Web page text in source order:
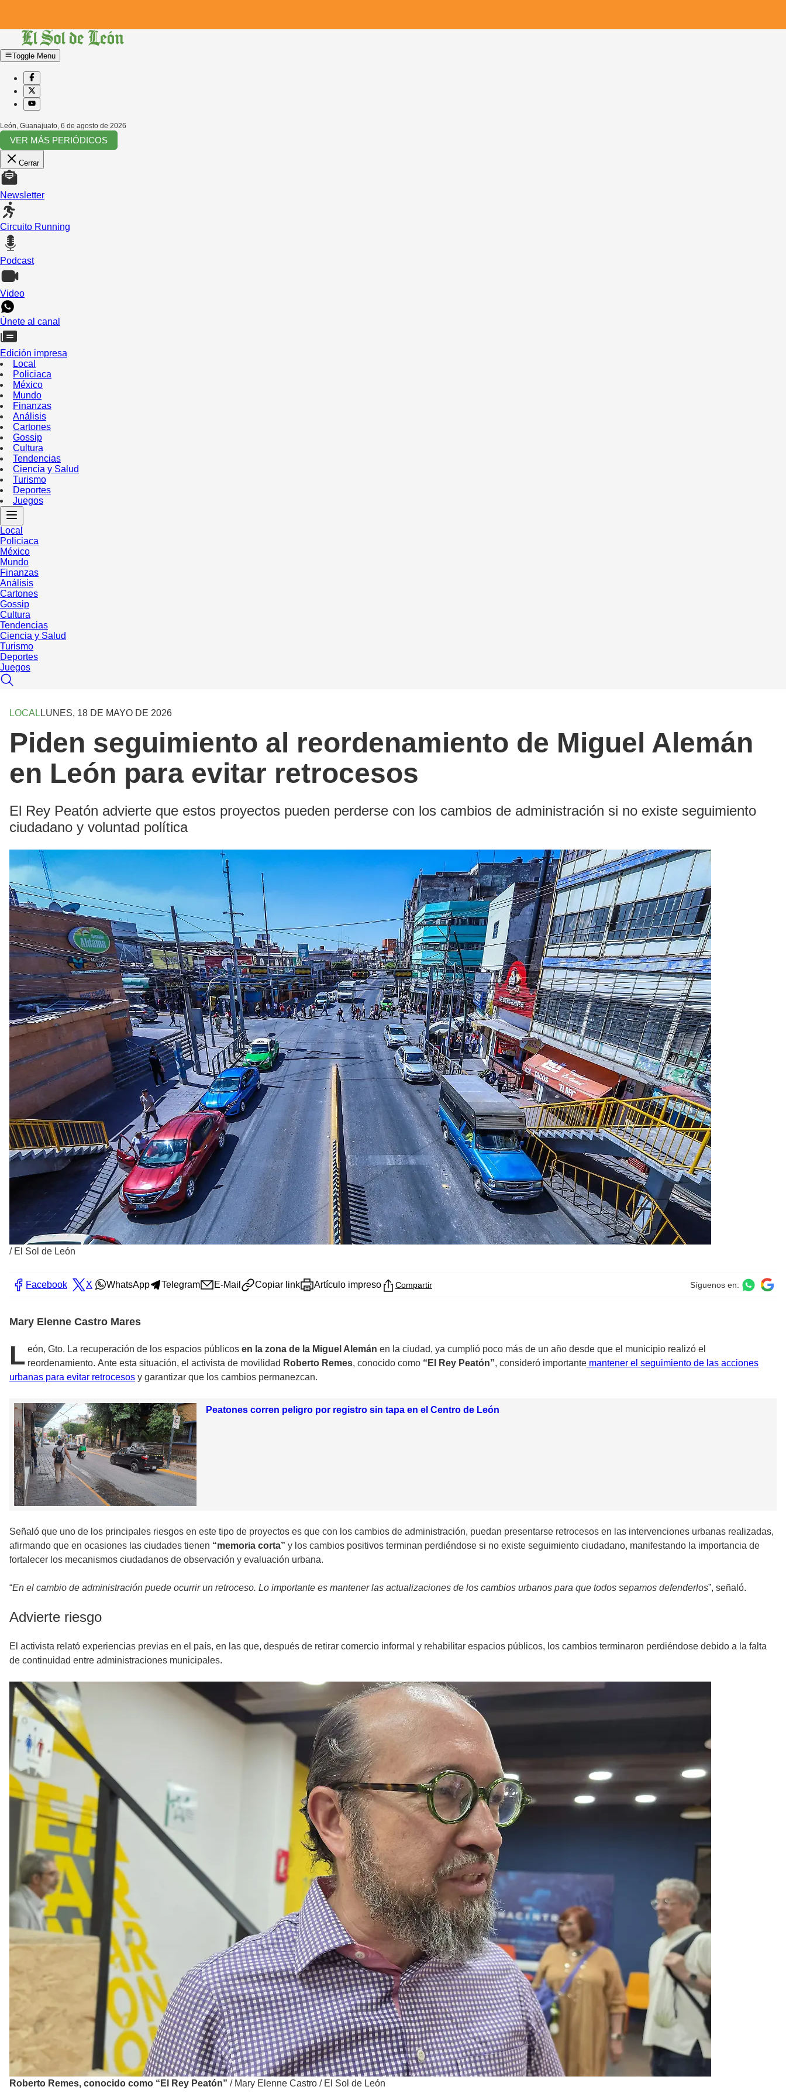
Toggle Menu
León, Guanajuato, 6 de agosto de 2026
VER MÁS PERIÓDICOS
Cerrar
Newsletter
Circuito Running
Podcast
Video
Únete al canal
Edición impresa
Local
Policiaca
México
Mundo
Finanzas
Análisis
Cartones
Gossip
Cultura
Tendencias
Ciencia y Salud
Turismo
Deportes
Juegos
Local
Policiaca
México
Mundo
Finanzas
Análisis
Cartones
Gossip
Cultura
Tendencias
Ciencia y Salud
Turismo
Deportes
Juegos
LOCAL LUNES, 18 DE MAYO DE 2026
Piden seguimiento al reordenamiento de Miguel Alemán
en León para evitar retrocesos
El Rey Peatón advierte que estos proyectos pueden perderse con los cambios de administración si no existe seguimiento
ciudadano y voluntad política
/ El Sol de León
Facebook X WhatsApp Telegram E-Mail Copiar link Artículo impreso Compartir Síguenos en:
Mary Elenne Castro Mares
L eón, Gto. La recuperación de los espacios públicos en la zona de la Miguel Alemán en la ciudad, ya cumplió poco más de un año desde que el municipio realizó el
reordenamiento. Ante esta situación, el activista de movilidad Roberto Remes, conocido como “El Rey Peatón”, consideró importante mantener el seguimiento de las acciones
urbanas para evitar retrocesos y garantizar que los cambios permanezcan.
Peatones corren peligro por registro sin tapa en el Centro de León
Señaló que uno de los principales riesgos en este tipo de proyectos es que con los cambios de administración, puedan presentarse retrocesos en las intervenciones urbanas realizadas,
afirmando que en ocasiones las ciudades tienen “memoria corta” y los cambios positivos terminan perdiéndose si no existe seguimiento ciudadano, manifestando la importancia de
fortalecer los mecanismos ciudadanos de observación y evaluación urbana.
“En el cambio de administración puede ocurrir un retroceso. Lo importante es mantener las actualizaciones de los cambios urbanos para que todos sepamos defenderlos”, señaló.
Advierte riesgo
El activista relató experiencias previas en el país, en las que, después de retirar comercio informal y rehabilitar espacios públicos, los cambios terminaron perdiéndose debido a la falta
de continuidad entre administraciones municipales.
Roberto Remes, conocido como “El Rey Peatón” / Mary Elenne Castro / El Sol de León